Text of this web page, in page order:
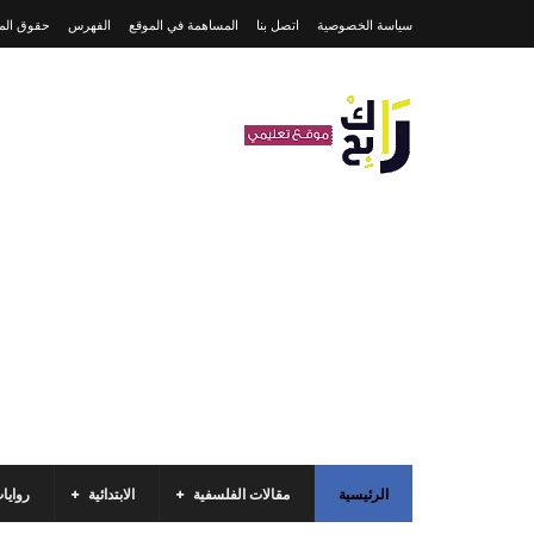
سياسة الخصوصية اتصل بنا المساهمة في الموقع الفهرس حقوق
الرئيسية مقالات الفلسفية الابتدائية